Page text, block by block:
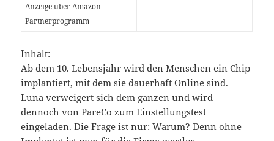
Anzeige über Amazon
Partnerprogramm
Inhalt:
Ab dem 10. Lebensjahr wird den Menschen ein Chip
implantiert, mit dem sie dauerhaft Online sind.
Luna verweigert sich dem ganzen und wird
dennoch von PareCo zum Einstellungstest
eingeladen. Die Frage ist nur: Warum? Denn ohne